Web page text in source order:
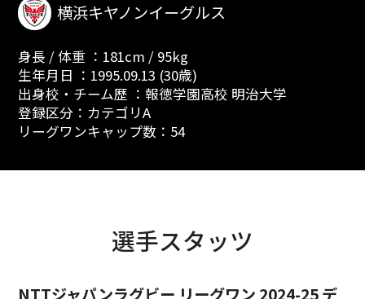
横浜キヤノンイーグルス
身長 / 体重 ：181cm / 95kg
生年月日 ：1995.09.13 (30歳)
出身校・チーム歴 ：報徳学園高校 明治大学
登録区分：カテゴリA
リーグワンキャップ数：54
選手スタッツ
NTTジャパンラグビー リーグワン 2024-25 デ